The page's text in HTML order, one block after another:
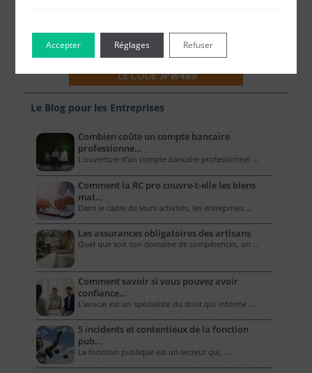
Le Blog pour les Entreprises
Combien coûte un compte bancaire
professionne…
L’ouverture d’un compte bancaire professionnel …
Comment la RC pro couvre-t-elle les biens
mat…
Dans le cadre de leurs activités, les entreprises …
Les assurances obligatoires des artisans
Quel que soit son domaine de compétences, un …
Comment savoir si vous pouvez avoir
confiance…
L'avocat est un spécialiste du droit qui informe …
5 incidents et contentieux de la fonction
pub…
La fonction publique est un secteur qui, …
Accepter Refuser
Réglages